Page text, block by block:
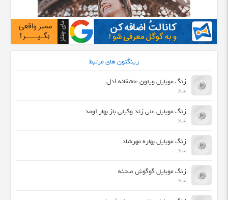
رینگتون های مرتبط
زنگ موبایل ویلون عاشقانه ادل
شاد
زنگ موبایل علی زند وکیلی باز بهار اومد
شاد
زنگ موبایل بهاره مهرشاد
شاد
زنگ موبایل گوگوش صحنه
شاد